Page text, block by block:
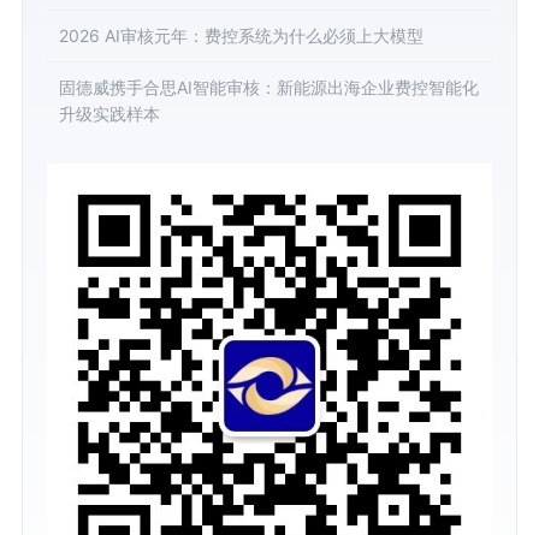
2026 AI审核元年：费控系统为什么必须上大模型
固德威携手合思AI智能审核：新能源出海企业费控智能化
升级实践样本